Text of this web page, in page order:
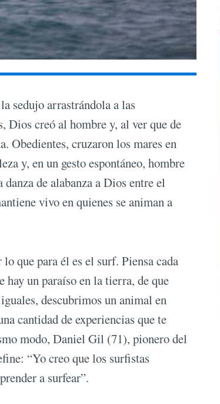
sedujo arrastrándola a las
Dios creó al hombre y, al ver que de
Obedientes, cruzaron los mares en
y, en un gesto espontáneo, hombre
danza de alabanza a Dios entre el
vivo en quienes se animan a
que para él es el surf. Piensa cada
hay un paraíso en la tierra, de que
descubrimos un animal en
cantidad de experiencias que te
modo, Daniel Gil (71), pionero del
“Yo creo que los surfistas
a surfear”.